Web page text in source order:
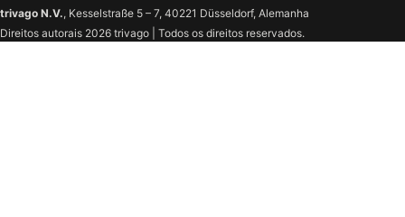
trivago N.V., Kesselstraße 5 – 7, 40221 Düsseldorf, Alemanha
Direitos autorais 2026 trivago | Todos os direitos reservados.